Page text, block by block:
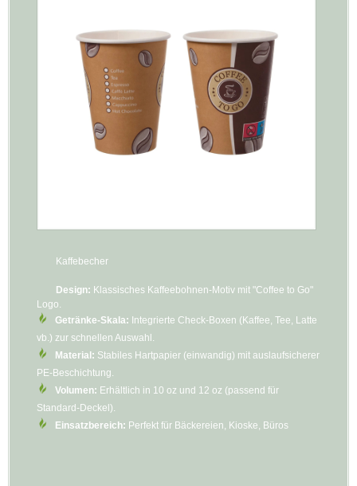
Kaffebecher
Design: Klassisches Kaffeebohnen-Motiv mit "Coffee to Go"
Logo.
Getränke-Skala: Integrierte Check-Boxen (Kaffee, Tee, Latte
vb.) zur schnellen Auswahl.
Material: Stabiles Hartpapier (einwandig) mit auslaufsicherer
PE-Beschichtung.
Volumen: Erhältlich in 10 oz und 12 oz (passend für
Standard-Deckel).
Einsatzbereich: Perfekt für Bäckereien, Kioske, Büros